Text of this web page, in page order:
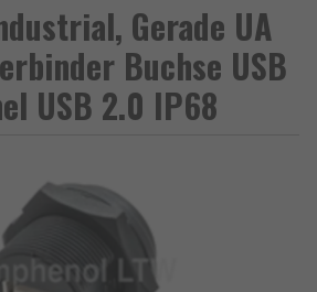
Gerade UA
Buchse USB
USB 2.0 IP68